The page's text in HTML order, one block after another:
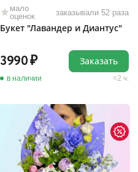
мало
оценок
заказывали 52 раза
Букет "Лавандер и Диантус"
3990
в наличии 2 ч.
Заказать